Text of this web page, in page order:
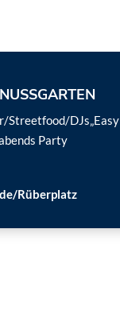
Streetfood/DJs„Easy
Party
Rüberplatz